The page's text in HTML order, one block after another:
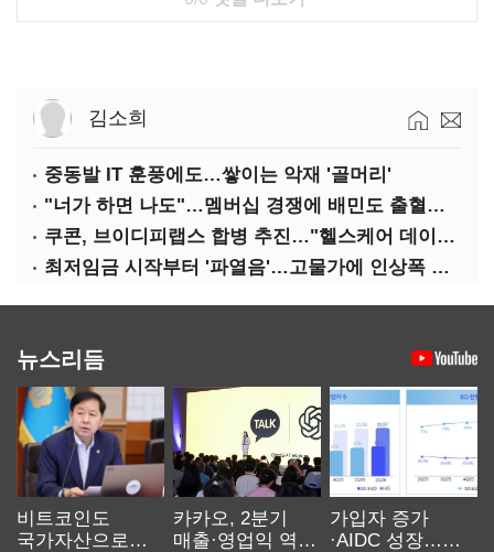
김소희
중동발 IT 훈풍에도…쌓이는 악재 '골머리'
"너가 하면 나도"…멤버십 경쟁에 배민도 출혈경쟁
쿠콘, 브이디피랩스 합병 추진…"헬스케어 데이터 플랫폼 확대"
최저임금 시작부터 '파열음'…고물가에 인상폭 갈등
뉴스리듬
비트코인도
국가자산으로…'
카카오, 2분기
매출·영업익 역대
가입자 증가
·AIDC 성장…